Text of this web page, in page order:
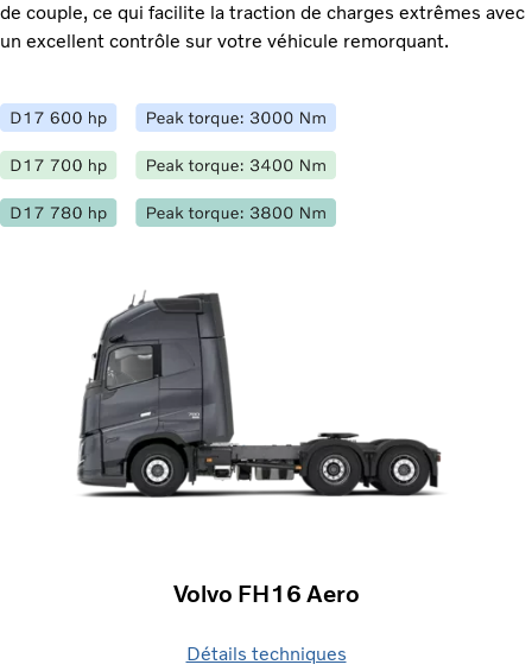
de couple, ce qui facilite la traction de charges extrêmes avec
un excellent contrôle sur votre véhicule remorquant.
Volvo FH16 Aero
Détails techniques